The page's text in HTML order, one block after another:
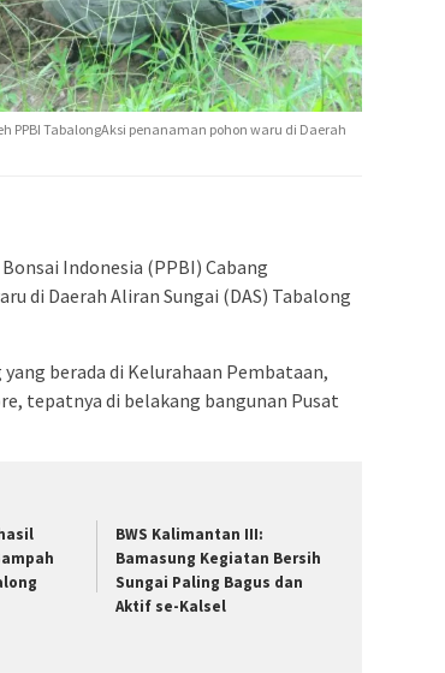
PPBI TabalongAksi penanaman pohon waru di Daerah
Indonesia (PPBI) Cabang
di Daerah Aliran Sungai (DAS) Tabalong
berada di Kelurahaan Pembataan,
tepatnya di belakang bangunan Pusat
BWS Kalimantan III:
Bamasung Kegiatan Bersih
Sungai Paling Bagus dan
Aktif se-Kalsel